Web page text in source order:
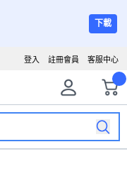
下載
客服中心
註冊會員
登入